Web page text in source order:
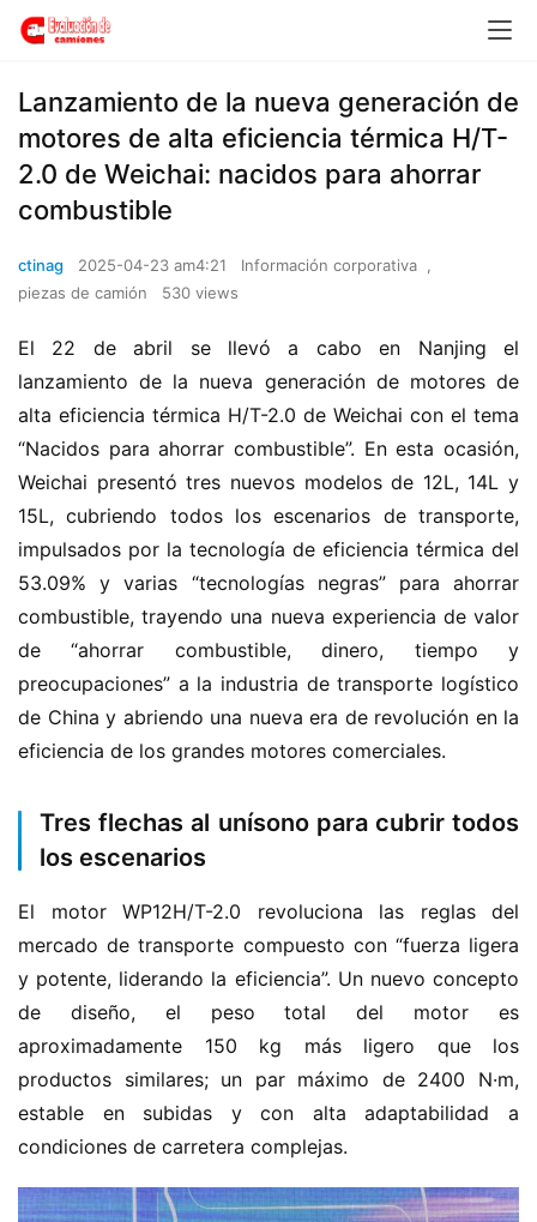
Lanzamiento de la nueva generación de
motores de alta eficiencia térmica H/T-
2.0 de Weichai: nacidos para ahorrar
combustible
ctinag 2025-04-23 am4:21 Información corporativa
,
piezas de camión
530 views
El 22 de abril se llevó a cabo en Nanjing el
lanzamiento de la nueva generación de motores de
alta eficiencia térmica H/T-2.0 de Weichai con el tema
“Nacidos para ahorrar combustible”. En esta ocasión,
Weichai presentó tres nuevos modelos de 12L, 14L y
15L, cubriendo todos los escenarios de transporte,
impulsados por la tecnología de eficiencia térmica del
53.09% y varias “tecnologías negras” para ahorrar
combustible, trayendo una nueva experiencia de valor
de “ahorrar combustible, dinero, tiempo y
preocupaciones” a la industria de transporte logístico
de China y abriendo una nueva era de revolución en la
eficiencia de los grandes motores comerciales.
Tres flechas al unísono para cubrir todos
los escenarios
El motor WP12H/T-2.0 revoluciona las reglas del
mercado de transporte compuesto con “fuerza ligera
y potente, liderando la eficiencia”. Un nuevo concepto
de diseño, el peso total del motor es
aproximadamente 150 kg más ligero que los
productos similares; un par máximo de 2400 N·m,
estable en subidas y con alta adaptabilidad a
condiciones de carretera complejas.